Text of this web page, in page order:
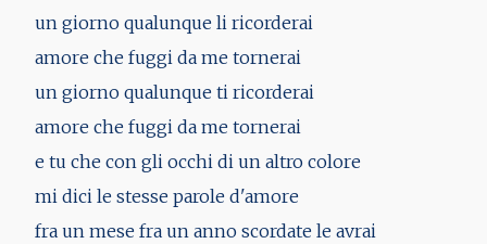
un giorno qualunque li ricorderai
amore che fuggi da me tornerai
un giorno qualunque ti ricorderai
amore che fuggi da me tornerai
e tu che con gli occhi di un altro colore
mi dici le stesse parole d'amore
fra un mese fra un anno scordate le avrai